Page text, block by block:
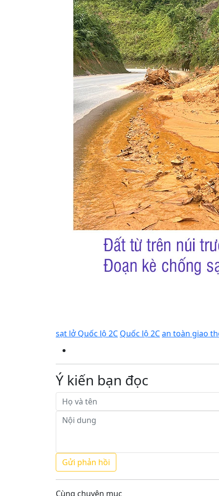
sạt lở Quốc lộ 2C Quốc lộ 2Can toàn giao
Ý kiến bạn đọc
Cùng chuyên mục